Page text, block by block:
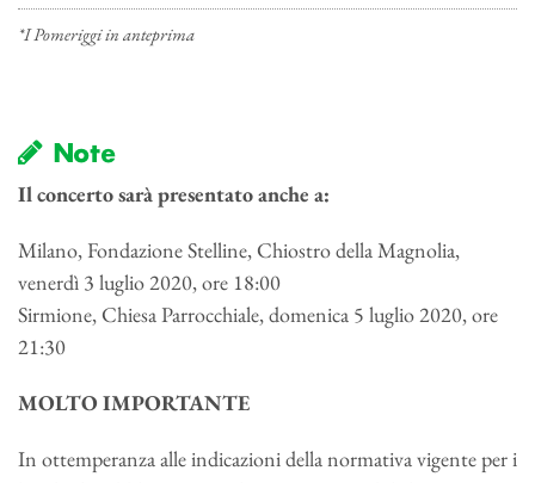
*I Pomeriggi in anteprima
Note
Il concerto sarà presentato anche a:
Milano, Fondazione Stelline, Chiostro della Magnolia,
venerdì 3 luglio 2020, ore 18:00
Sirmione, Chiesa Parrocchiale, domenica 5 luglio 2020, ore
21:30
MOLTO IMPORTANTE
In ottemperanza alle indicazioni della normativa vigente per i